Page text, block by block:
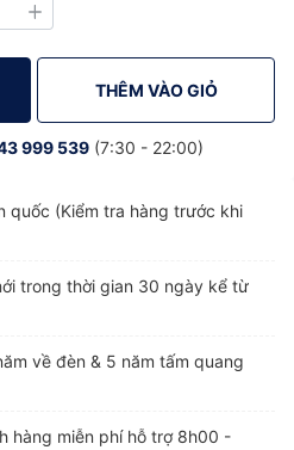
Tăng
THÊM VÀO GIỎ
999 539 (7:30 - 22:00)
quốc (Kiểm tra hàng trước khi
trong thời gian 30 ngày kể từ
về đèn & 5 năm tấm quang
hàng miễn phí hỗ trợ 8h00 -